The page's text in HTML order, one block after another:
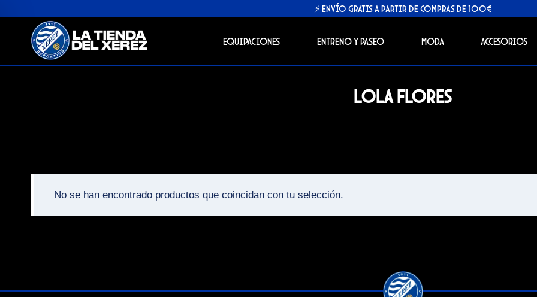
contenido
⚡ Envío gratis a partir de compras de 100€
Equipaciones Entreno y Paseo Moda Accesorios
Lola Flores
No se han encontrado productos que coincidan con tu selección.